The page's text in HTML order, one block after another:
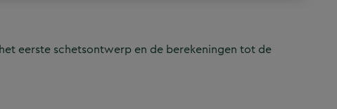
eerste schetsontwerp en de berekeningen tot de